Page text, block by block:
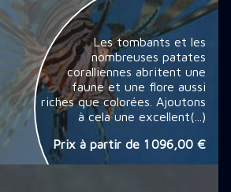
Les tombants et les
nombreuses patates
coralliennes abritent une
faune et une flore aussi
riches que colorées. Ajoutons
à cela une excellent(...)
Prix à partir de 1 096,00 €